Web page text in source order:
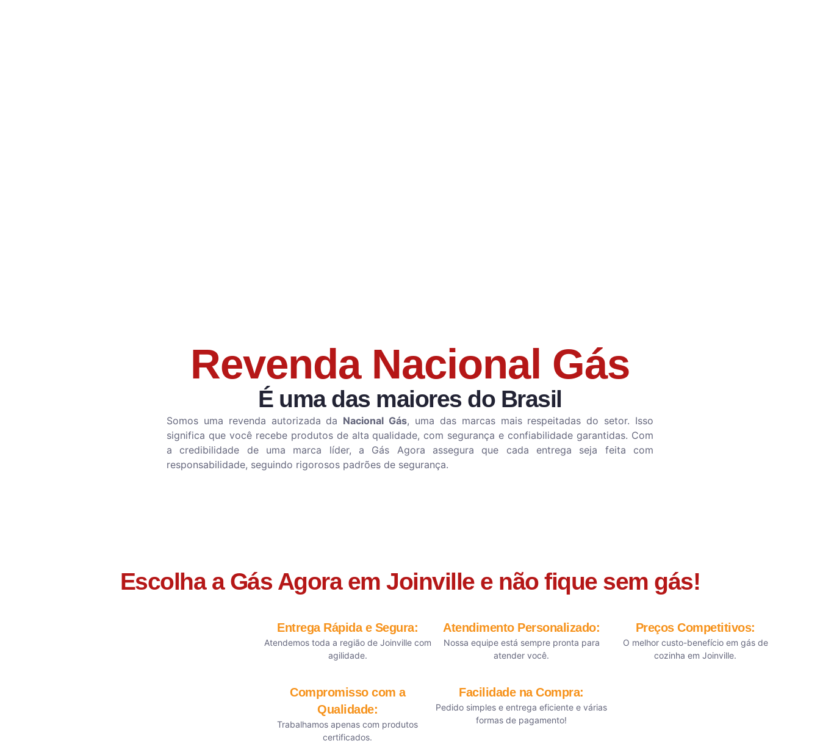
Revenda Nacional Gás
É uma das maiores do Brasil
Somos uma revenda autorizada da Nacional Gás, uma das marcas mais respeitadas do setor. Isso
significa que você recebe produtos de alta qualidade, com segurança e confiabilidade garantidas. Com
a credibilidade de uma marca líder, a Gás Agora assegura que cada entrega seja feita com
responsabilidade, seguindo rigorosos padrões de segurança.
Escolha a Gás Agora em Joinville e não fique sem gás!
Entrega Rápida e Segura:
Atendemos toda a região de Joinville com
agilidade.
Atendimento Personalizado:
Nossa equipe está sempre pronta para
atender você.
Preços Competitivos:
O melhor custo-benefício em gás de
cozinha em Joinville.
Compromisso com a
Qualidade:
Trabalhamos apenas com produtos
certificados.
Facilidade na Compra:
Pedido simples e entrega eficiente e várias
formas de pagamento!